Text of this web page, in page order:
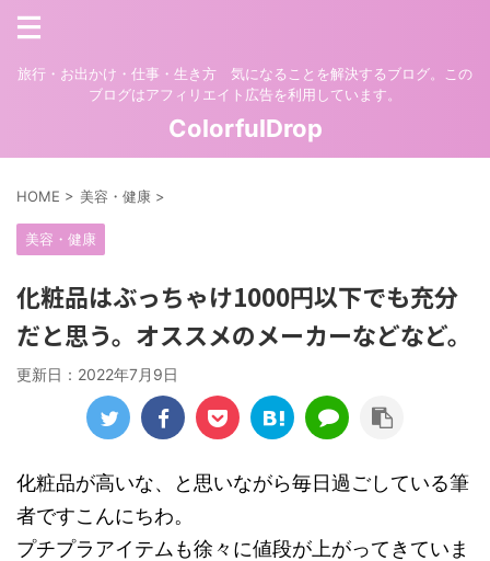
旅行・お出かけ・仕事・生き方 気になることを解決するブログ。この
ブログはアフィリエイト広告を利用しています。
ColorfulDrop
HOME > 美容・健康 >
美容・健康
化粧品はぶっちゃけ1000円以下でも充分
だと思う。オススメのメーカーなどなど。
更新日： 2022年7月9日
化粧品が高いな、と思いながら毎日過ごしている筆
者ですこんにちわ。
プチプラアイテムも徐々に値段が上がってきていま